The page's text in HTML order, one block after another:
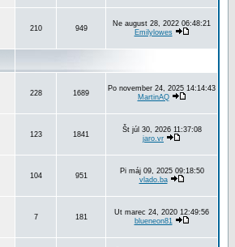
210 949
Ne august 28, 2022 06:48:21
Emilylowes
228 1689
Po november 24, 2025 14:14:43
MartinAQ
123 1841
Št júl 30, 2026 11:37:08
jaro.vr
104 951
Pi máj 09, 2025 09:18:50
vlado.ba
7 181
Ut marec 24, 2020 12:49:56
blueneon81